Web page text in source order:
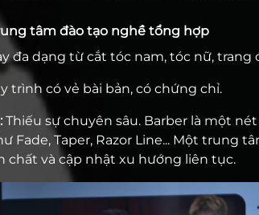
tâm đào tạo nghề tổng hợp
đa dạng từ cắt tóc nam, tóc nữ,
trình có vẻ bài bản, có chứng chỉ.
Thiếu sự chuyên sâu. Barber là một
Fade, Taper, Razor Line... Một trung
chất và cập nhật xu hướng liên tục.